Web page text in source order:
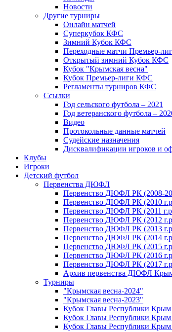
Новости
Другие турниры
Онлайн матчей
Суперкубок КФС
Зимний Кубок КФС
Переходные матчи Премьер-
Открытый зимний Кубок КФС
Кубок "Крымская весна"
Кубок Премьер-лиги КФС
Регламенты турниров КФС
Ссылки
Год сельского футбола – 2021
Год ветеранского футбола –
Видео
Протокольные данные матчей
Судейские назначения
Дисквалификации игроков и
Клубы
Игроки
Детский футбол
Первенства ДЮФЛ
Первенство ДЮФЛ РК (2008-
Первенство ДЮФЛ РК (2010
Первенство ДЮФЛ РК (2011
Первенство ДЮФЛ РК (2012
Первенство ДЮФЛ РК (2013
Первенство ДЮФЛ РК (2014
Первенство ДЮФЛ РК (2015
Первенство ДЮФЛ РК (2016
Первенство ДЮФЛ РК (2017
Архив первенства ДЮФЛ
Турниры
"Крымская весна-2024"
"Крымская весна-2023"
Кубок Главы Республики Крым
Кубок Главы Республики Крым
Кубок Главы Республики Крым